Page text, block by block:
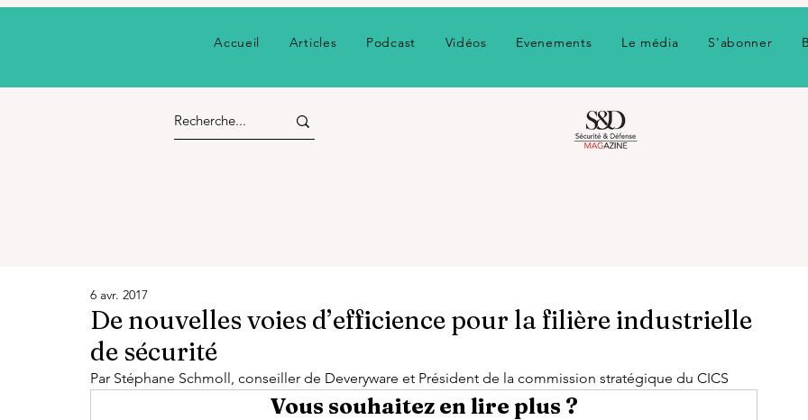
Accueil Articles Podcast Vidéos Evenements Le média S'abonner
De nouvelles voies d’efficience pour la filière industrielle
de sécurité
6 avr. 2017
Par Stéphane Schmoll, conseiller de Deveryware et Président de la commission stratégique du CICS
Vous souhaitez en lire plus ?